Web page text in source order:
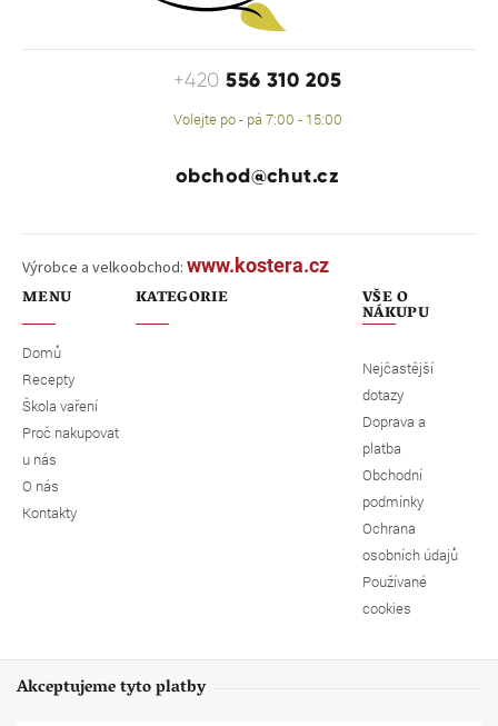
+420556 310 205
Volejte po - pá 7:00 - 15:00
obchod@chut.cz
Výrobce a velkoobchod: www.kostera.cz
MENU
Domů
Recepty
Škola vaření
Proč nakupovat
u nás
O nás
Kontakty
KATEGORIE VŠE O
NÁKUPU
Nejčastější
dotazy
Doprava a
platba
Obchodní
podmínky
Ochrana
osobních údajů
Používané
cookies
Akceptujeme tyto platby